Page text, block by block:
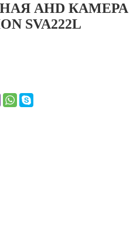
AHD КАМЕРА
SVA222L